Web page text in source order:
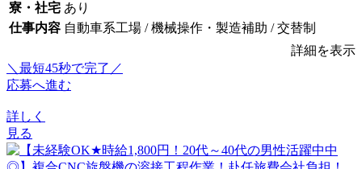
寮・社宅 あり
仕事内容 自動車系工場 / 機械操作・製造補助 / 交替制
詳細を表示
＼最短45秒で完了／
応募へ進む
詳しく
見る